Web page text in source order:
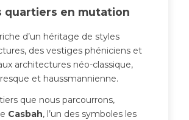
quartiers en mutation
d’un héritage de styles
des vestiges phéniciens et
architectures néo-classique,
et haussmannienne.
que nous parcourrons,
Casbah, l’un des symboles les